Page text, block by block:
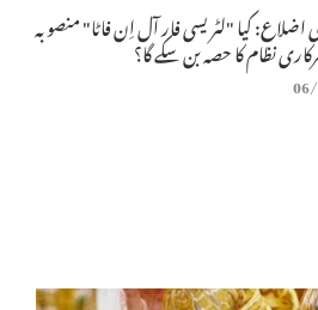
اضلاع: کیا "لٹریسی فار آل اِن فاٹا" منصوبہ
نظام کا حصہ بن سکے گا؟